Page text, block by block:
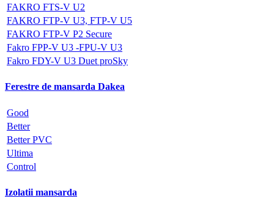
FAKRO FTS-V U2
FAKRO FTP-V U3, FTP-V U5
FAKRO FTP-V P2 Secure
Fakro FPP-V U3 -FPU-V U3
Fakro FDY-V U3 Duet proSky
Ferestre de mansarda Dakea
Good
Better
Better PVC
Ultima
Control
Izolatii mansarda